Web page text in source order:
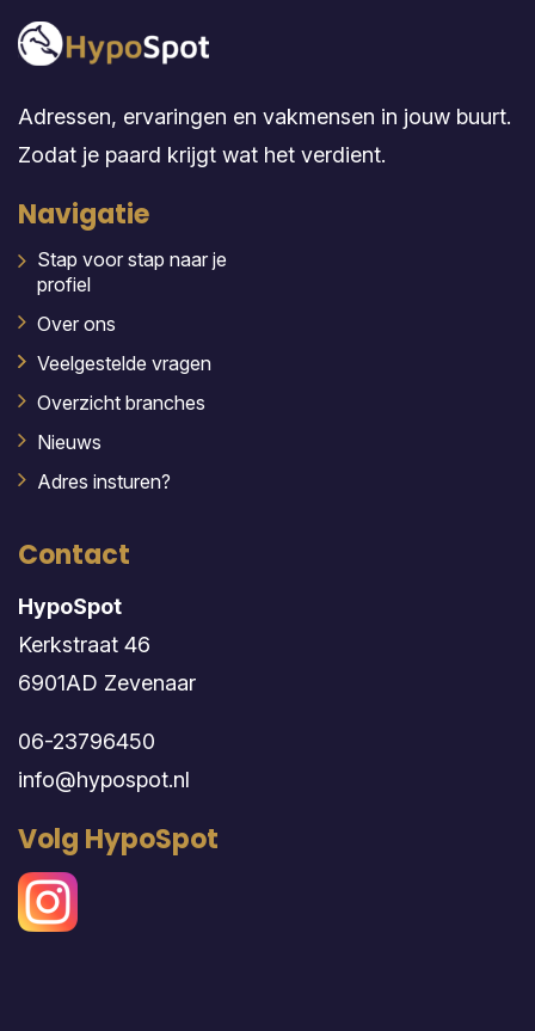
Adressen, ervaringen en vakmensen in jouw buurt.
Zodat je paard krijgt wat het verdient.
Navigatie
Stap voor stap naar je
profiel
Over ons
Veelgestelde vragen
Overzicht branches
Nieuws
Adres insturen?
Contact
HypoSpot
Kerkstraat 46
6901AD Zevenaar
06-23796450
info@hypospot.nl
Volg HypoSpot